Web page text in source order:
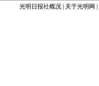
光明日报社概况 关于光明网